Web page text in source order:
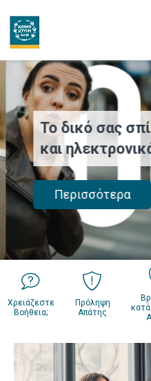
Το δικό σας
και ηλεκτρονικά
Περισσότερα
Χρειάζεστε
Βοήθεια;
Πρόληψη
Απάτης